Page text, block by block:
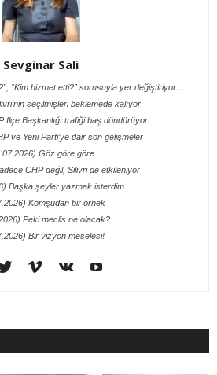
Sevginar Sali
“Kim hizmet etti?” sorusuyla yer değiştiriyor…
seçilmişleri beklemede kalıyor
İlçe Başkanlığı trafiği baş döndürüyor
ve Yeni Parti’ye dair son gelişmeler
Göz göre göre
CHP değil, Silivri de etkileniyor
Başka şeyler yazmak isterdim
Komşudan bir örnek
Peki meclis ne olacak?
Bir vizyon meselesi!